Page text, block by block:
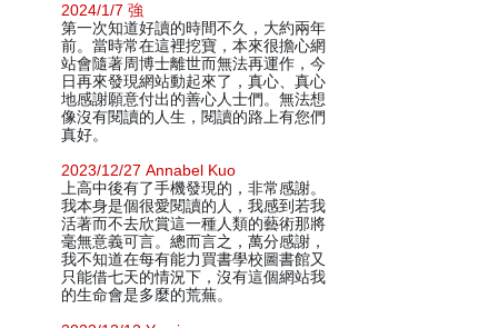
2024/1/7 強
第一次知道好讀的時間不久，大約兩年
前。當時常在這裡挖寶，本來很擔心網
站會隨著周博士離世而無法再運作，今
日再來發現網站動起來了，真心、真心
地感謝願意付出的善心人士們。無法想
像沒有閱讀的人生，閱讀的路上有您們
真好。
2023/12/27 Annabel Kuo
上高中後有了手機發現的，非常感謝。
我本身是個很愛閱讀的人，我感到若我
活著而不去欣賞這一種人類的藝術那將
毫無意義可言。總而言之，萬分感謝，
我不知道在每有能力買書學校圖書館又
只能借七天的情況下，沒有這個網站我
的生命會是多麼的荒蕪。